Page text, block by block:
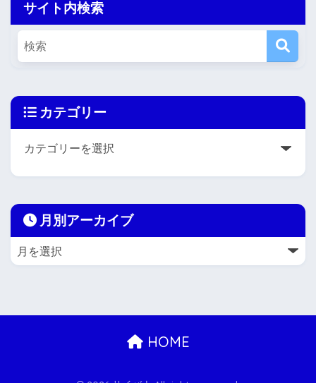
サイト内検索
カテゴリー
月別アーカイブ
HOME